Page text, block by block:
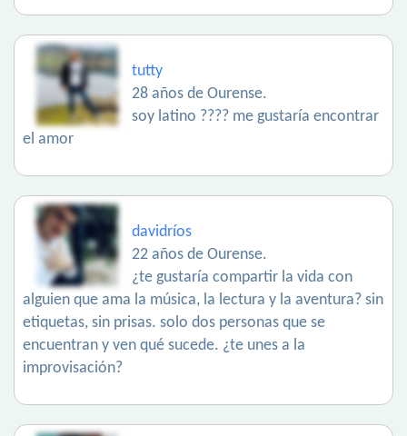
tutty
28 años de Ourense.
soy latino ???? me gustaría encontrar
el amor
davidríos
22 años de Ourense.
¿te gustaría compartir la vida con
alguien que ama la música, la lectura y la aventura? sin
etiquetas, sin prisas. solo dos personas que se
encuentran y ven qué sucede. ¿te unes a la
improvisación?